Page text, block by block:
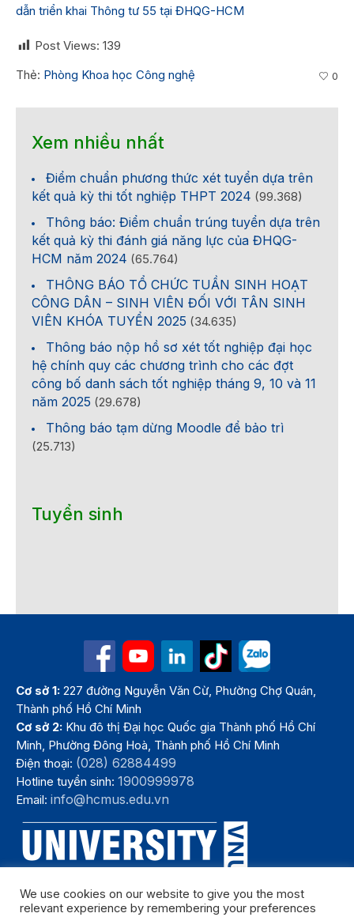
dẫn triển khai Thông tư 55 tại ĐHQG-HCM
Post Views: 139
Thẻ: Phòng Khoa học Công nghệ 0
Xem nhiều nhất
Điểm chuẩn phương thức xét tuyển dựa trên
kết quả kỳ thi tốt nghiệp THPT 2024 (99.368)
Thông báo: Điểm chuẩn trúng tuyển dựa trên
kết quả kỳ thi đánh giá năng lực của ĐHQG-
HCM năm 2024 (65.764)
THÔNG BÁO TỔ CHỨC TUẦN SINH HOẠT
CÔNG DÂN – SINH VIÊN ĐỐI VỚI TÂN SINH
VIÊN KHÓA TUYỂN 2025 (34.635)
Thông báo nộp hồ sơ xét tốt nghiệp đại học
hệ chính quy các chương trình cho các đợt
công bố danh sách tốt nghiệp tháng 9, 10 và 11
năm 2025 (29.678)
Thông báo tạm dừng Moodle để bảo trì
(25.713)
Tuyển sinh
Cơ sở 1: 227 đường Nguyễn Văn Cừ, Phường Chợ Quán,
Thành phố Hồ Chí Minh
Cơ sở 2: Khu đô thị Đại học Quốc gia Thành phố Hồ Chí
Minh, Phường Đông Hoà, Thành phố Hồ Chí Minh
Điện thoại: (028) 62884499
Hotline tuyển sinh:1900999978
Email:info@hcmus.edu.vn
We use cookies on our website to give you the most
relevant experience by remembering your preferences